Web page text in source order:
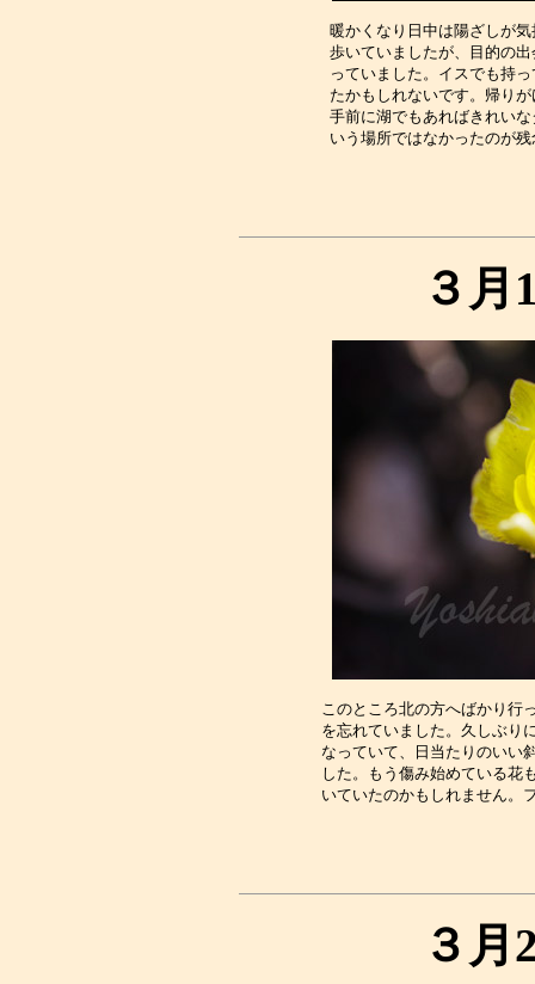
暖かくなり日中は陽ざしが
歩いていましたが、目的の
っていました。イスでも持
たかもしれないです。帰り
手前に湖でもあればきれい
３月
このところ北の方へばかり行
を忘れていました。久しぶり
なっていて、日当たりのいい
した。もう傷み始めている花
３月